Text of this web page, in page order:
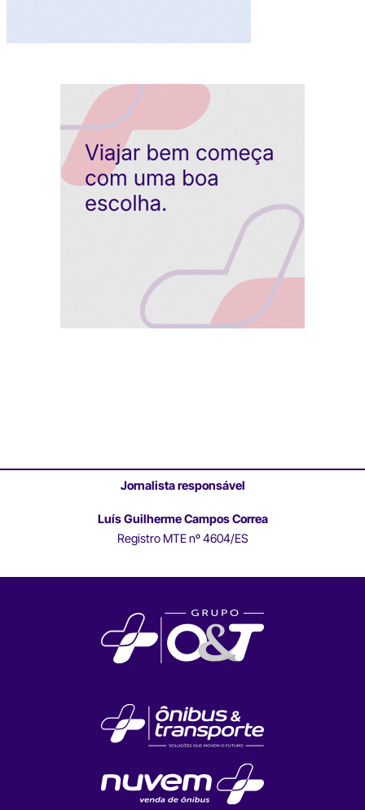
Jornalista responsável
Luís Guilherme Campos Correa
Registro MTE nº 4604/ES